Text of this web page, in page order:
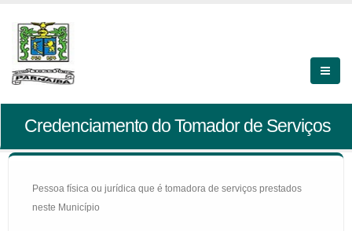
Credenciamento do Tomador de Serviços
Pessoa física ou jurídica que é tomadora de serviços prestados
neste Município